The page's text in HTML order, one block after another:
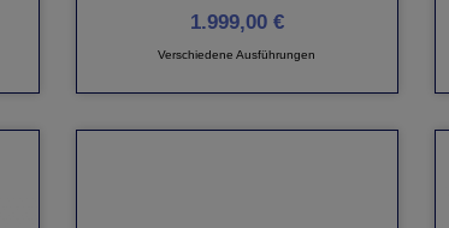
1.999,00 €
Verschiedene Ausführungen